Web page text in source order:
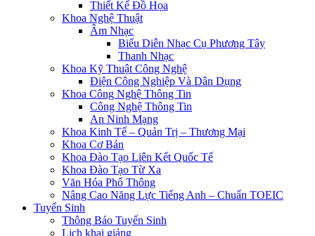
Thiết Kế Đồ Họa
Khoa Nghệ Thuật
Âm Nhạc
Biểu Diễn Nhạc Cụ Phương Tây
Thanh Nhạc
Khoa Kỹ Thuật Công Nghệ
Điện Công Nghiệp Và Dân Dụng
Khoa Công Nghệ Thông Tin
Công Nghệ Thông Tin
An Ninh Mạng
Khoa Kinh Tế – Quản Trị – Thương Mại
Khoa Cơ Bản
Khoa Đào Tạo Liên Kết Quốc Tế
Khoa Đào Tạo Từ Xa
Văn Hóa Phổ Thông
Nâng Cao Năng Lực Tiếng Anh – Chuẩn TOEIC
Tuyển Sinh
Thông Báo Tuyển Sinh
Lịch khai giảng